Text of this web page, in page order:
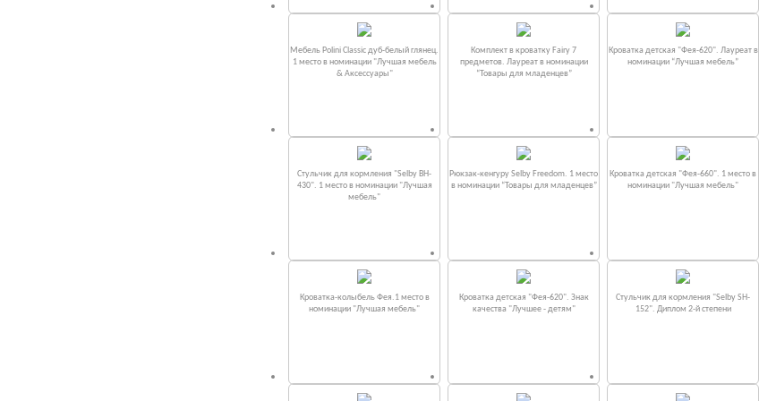
Мебель Polini Classic дуб-белый глянец.
1 место в номинации "Лучшая мебель
& Аксессуары"
Комплект в кроватку Fаiry 7
предметов. Лауреат в номинации
“Товары для младенцев”
Кроватка детская "Фея-620". Лауреат в
номинации “Лучшая мебель”
Стульчик для кормления "Selby BH-
430". 1 место в номинации "Лучшая
мебель"
Рюкзак-кенгуру Selby Freedom. 1 место
в номинации “Товары для младенцев”
Кроватка детская "Фея-660". 1 место в
номинации "Лучшая мебель"
Кроватка-колыбель Фея.1 место в
номинации "Лучшая мебель"
Кроватка детская "Фея-620". Знак
качества "Лучшее - детям"
Стульчик для кормления "Selby SH-
152". Диплом 2-й степени